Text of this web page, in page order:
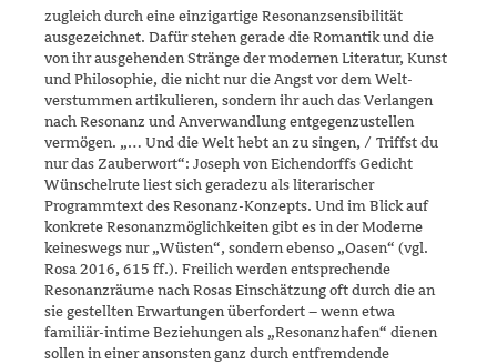
zugleich durch eine einzigartige Resonanzsensibilität
ausgezeichnet. Dafür stehen ge­rade die Romantik und die
von ihr ausgehenden Stränge der modernen Literatur, Kunst
und Philosophie, die nicht nur die Angst vor dem Welt­
verstummen artikulieren, sondern ihr auch das Verlangen
nach Reso­nanz und Anverwandlung entgegenzustellen
vermögen. „… Und die Welt hebt an zu singen, / Triffst du
nur das Zauberwort“: Joseph von Eichendorffs Gedicht
Wünschelrute liest sich geradezu als literarischer
Programmtext des Resonanz-Konzepts. Und im Blick auf
konkrete Reso­nanzmöglichkeiten gibt es in der Moderne
keineswegs nur „Wüsten“, sondern ebenso „Oasen“ (vgl.
Rosa 2016, 615 ff.). Freilich werden ent­sprechende
Resonanzräume nach Rosas Einschätzung oft durch die an
sie gestellten Erwartungen überfordert – wenn etwa
familiär-intime Beziehungen als „Resonanzhafen“ dienen
sollen in einer ansonsten ganz durch entfremdende